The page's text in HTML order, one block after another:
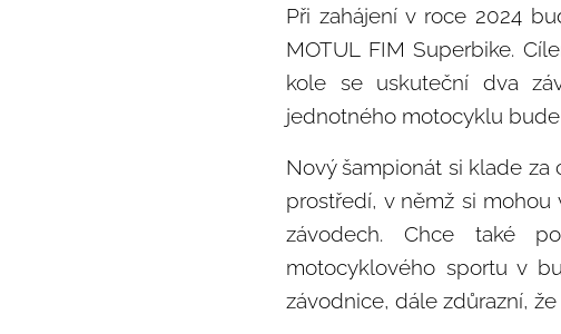
Při zahájení v roce 2024
MOTUL FIM Superbike.
kole se uskuteční dva
jednotného motocyklu bude
Nový šampionát si klade
prostředí, v němž si
závodech. Chce také
motocyklového sportu v
závodnice, dále zdůrazní,